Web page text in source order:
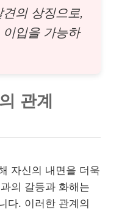
의 상징으로,
입을 가능하
관계
자신의 내면을 더욱
의 갈등과 화해는
다. 이러한 관계의